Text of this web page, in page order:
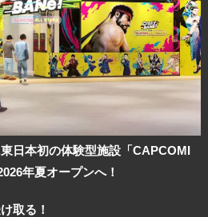
日本初の体験型施設「CAPCOMI
年夏オープンへ！
取る！